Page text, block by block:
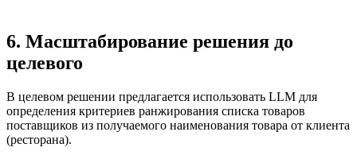
6. Масштабирование решения до
целевого
В целевом решении предлагается использовать LLM для
определения критериев ранжирования списка товаров
поставщиков из получаемого наименования товара от клиента
(ресторана).